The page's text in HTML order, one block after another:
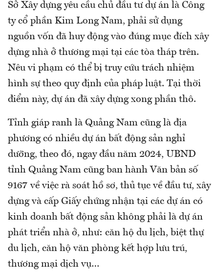
Sở Xây dựng yêu cầu chủ đầu tư dự án là Công
ty cổ phần Kim Long Nam, phải sử dụng
nguồn vốn đã huy động vào đúng mục đích xây
dựng nhà ở thương mại tại các tòa tháp trên.
Nêu vi phạm có thể bị truy cứu trách nhiệm
hình sự theo quy định của pháp luật. Tại thời
điểm này, dự án đã xây dựng xong phần thô.
Tỉnh giáp ranh là Quảng Nam cũng là địa
phương có nhiều dự án bất động sản nghỉ
dưỡng, theo đó, ngay đầu năm 2024, UBND
tỉnh Quảng Nam cũng ban hành Văn bản số
9167 về việc rà soát hồ sơ, thủ tục về đầu tư, xây
dựng và cấp Giấy chứng nhận tại các dự án có
kinh doanh bất động sản không phải là dự án
phát triển nhà ở, như: căn hộ du lịch, biệt thự
du lịch, căn hộ văn phòng kết hợp lưu trú,
thương mại dịch vụ…